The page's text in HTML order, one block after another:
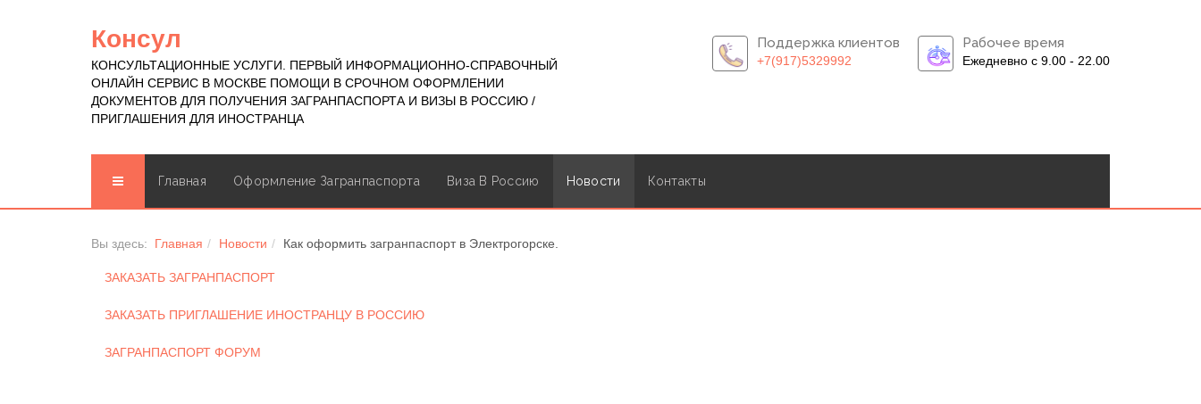
Консул
КОНСУЛЬТАЦИОННЫЕ УСЛУГИ. ПЕРВЫЙ ИНФОРМАЦИОННО-СПРАВОЧНЫЙ
ОНЛАЙН СЕРВИС В МОСКВЕ ПОМОЩИ В СРОЧНОМ ОФОРМЛЕНИИ
ДОКУМЕНТОВ ДЛЯ ПОЛУЧЕНИЯ ЗАГРАНПАСПОРТА И ВИЗЫ В РОССИЮ /
ПРИГЛАШЕНИЯ ДЛЯ ИНОСТРАНЦА
Поддержка клиентов
+7(917)5329992
Рабочее время
Ежедневно с 9.00 - 22.00
Главная Оформление Загранпаспорта Виза В Россию Новости Контакты
Вы здесь: Главная Новости Как оформить загранпаспорт в Электрогорске.
ЗАКАЗАТЬ ЗАГРАНПАСПОРТ
ЗАКАЗАТЬ ПРИГЛАШЕНИЕ ИНОСТРАНЦУ В РОССИЮ
ЗАГРАНПАСПОРТ ФОРУМ